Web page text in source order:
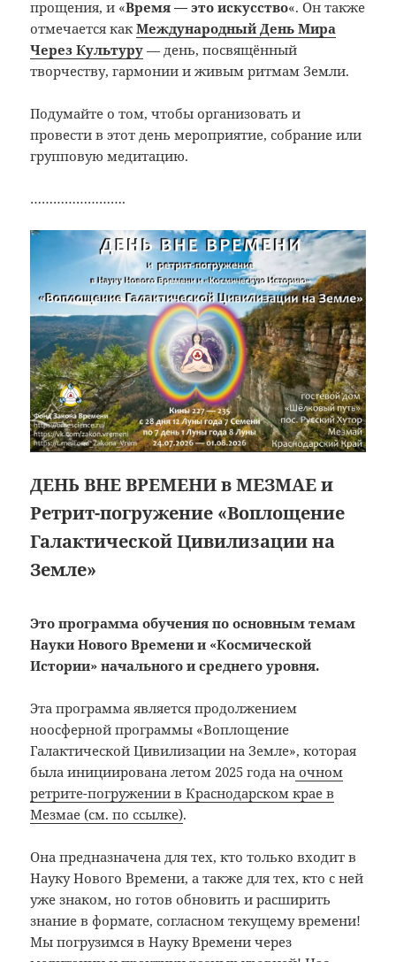
прощения, и «Время — это искусство«. Он также
отмечается какМеждународный День Мира
Через Культуру — день, посвящённый
творчеству, гармонии и живым ритмам Земли.
Подумайте о том, чтобы организовать и
провести в этот день мероприятие, собрание или
групповую медитацию.
…………………….
ДЕНЬ ВНЕ ВРЕМЕНИ в МЕЗМАЕ и
Ретрит-погружение «Воплощение
Галактической Цивилизации на
Земле»
Это программа обучения по основным темам
Науки Нового Времени и «Космической
Истории» начального и среднего уровня.
Эта программа является продолжением
ноосферной программы «Воплощение
Галактической Цивилизации на Земле», которая
была инициирована летом 2025 года на очном
ретрите-погружении в Краснодарском крае в
Мезмае (см. по ссылке).
Она предназначена для тех, кто только входит в
Науку Нового Времени, а также для тех, кто с ней
уже знаком, но готов обновить и расширить
знание в формате, согласном текущему времени!
Мы погрузимся в Науку Времени через